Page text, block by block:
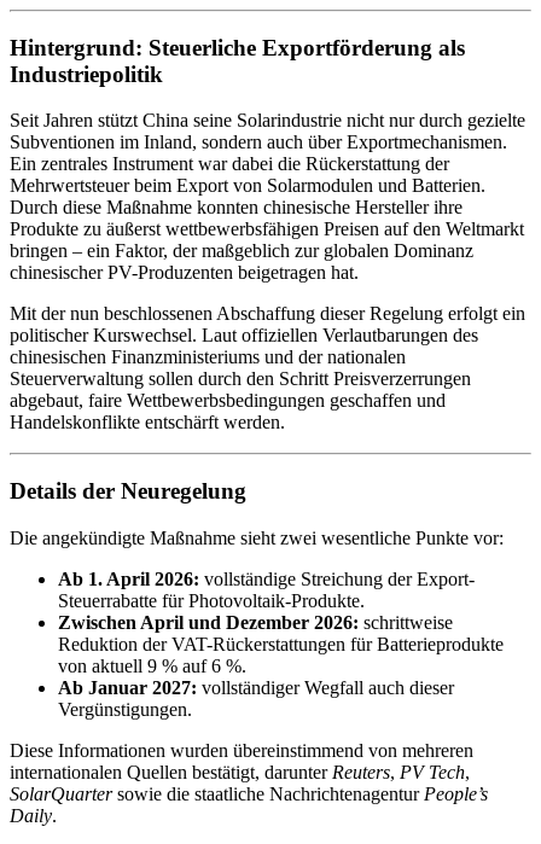
Hintergrund: Steuerliche Exportförderung als
Industriepolitik
Seit Jahren stützt China seine Solarindustrie nicht nur durch gezielte
Subventionen im Inland, sondern auch über Exportmechanismen.
Ein zentrales Instrument war dabei die Rückerstattung der
Mehrwertsteuer beim Export von Solarmodulen und Batterien.
Durch diese Maßnahme konnten chinesische Hersteller ihre
Produkte zu äußerst wettbewerbsfähigen Preisen auf den Weltmarkt
bringen – ein Faktor, der maßgeblich zur globalen Dominanz
chinesischer PV-Produzenten beigetragen hat.
Mit der nun beschlossenen Abschaffung dieser Regelung erfolgt ein
politischer Kurswechsel. Laut offiziellen Verlautbarungen des
chinesischen Finanzministeriums und der nationalen
Steuerverwaltung sollen durch den Schritt Preisverzerrungen
abgebaut, faire Wettbewerbsbedingungen geschaffen und
Handelskonflikte entschärft werden.
Details der Neuregelung
Die angekündigte Maßnahme sieht zwei wesentliche Punkte vor:
Ab 1. April 2026: vollständige Streichung der Export-
Steuerrabatte für Photovoltaik-Produkte.
Zwischen April und Dezember 2026: schrittweise
Reduktion der VAT-Rückerstattungen für Batterieprodukte
von aktuell 9 % auf 6 %.
Ab Januar 2027: vollständiger Wegfall auch dieser
Vergünstigungen.
Diese Informationen wurden übereinstimmend von mehreren
internationalen Quellen bestätigt, darunter Reuters, PV Tech,
SolarQuartersowie die staatliche Nachrichtenagentur People’s
Daily.